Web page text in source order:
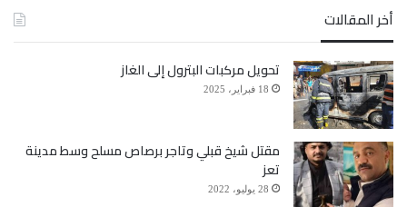
أخر المقالات
تحويل مركبات البترول إلى الغاز
18 فبراير، 2025
مقتل شيخ قبلي وتاجر برصاص مسلح وسط مدينة
تعز
28 يوليو، 2022